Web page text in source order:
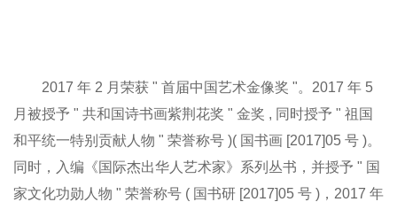
2017 年 2 月荣获 " 首届中国艺术金像奖 "。2017 年 5
月被授予 " 共和国诗书画紫荆花奖 " 金奖 , 同时授予 " 祖国
和平统一特别贡献人物 " 荣誉称号 )( 国书画 [2017]05 号 )。
同时，入编《国际杰出华人艺术家》系列丛书，并授予 " 国
家文化功勋人物 " 荣誉称号 ( 国书研 [2017]05 号 )，2017 年